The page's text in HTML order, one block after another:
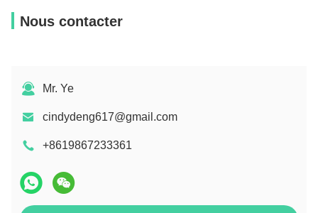
Nous contacter
Mr. Ye
cindydeng617@gmail.com
+8619867233361